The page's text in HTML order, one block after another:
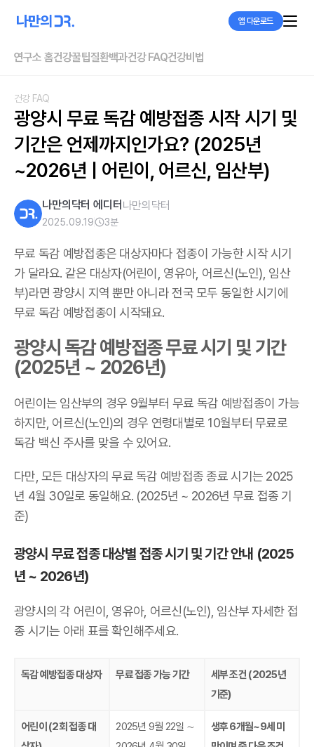
앱 다운로드
연구소 홈건강꿀팁질환백과건강 FAQ건강비법
건강 FAQ
광양시 무료 독감 예방접종 시작 시기 및
기간은 언제까지인가요? (2025년
~2026년 | 어린이, 어르신, 임산부)
나만의닥터 에디터 나만의닥터
2025.09.19 3분
무료 독감 예방접종은 대상자마다 접종이 가능한 시작 시기
가 달라요. 같은 대상자(어린이, 영유아, 어르신(노인), 임산
부)라면 광양시 지역 뿐만 아니라 전국 모두 동일한 시기에
무료 독감 예방접종이 시작돼요.
광양시 독감 예방접종 무료 시기 및 기간
(2025년 ~ 2026년)
어린이는 임산부의 경우 9월부터 무료 독감 예방접종이 가능
하지만, 어르신(노인)의 경우 연령대별로 10월부터 무료로
독감 백신 주사를 맞을 수 있어요.
다만, 모든 대상자의 무료 독감 예방접종 종료 시기는 2025
년 4월 30일로 동일해요. (2025년 ~ 2026년 무료 접종 기
준)
광양시 무료 접종 대상별 접종 시기 및 기간 안내 (2025
년 ~ 2026년)
광양시의 각 어린이, 영유아, 어르신(노인), 임산부 자세한 접
종 시기는 아래 표를 확인해주세요.
독감 예방접종 대상자 무료 접종 가능 기간
세부 조건 (2025년
기준)
어린이 (2회 접종 대
2025년 9월 22일 ∼
생후 6개월~9세 미